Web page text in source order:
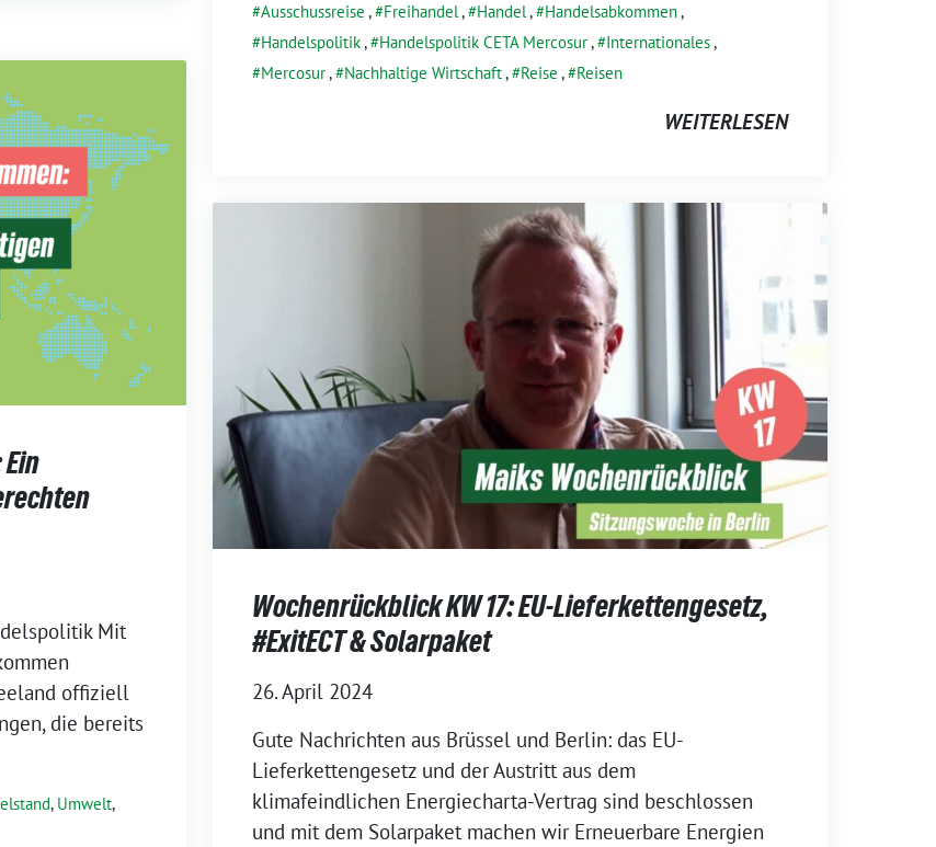
Ausschussreise , Freihandel, Handel, Handelsabkommen,
Handelspolitik, Handelspolitik CETA Mercosur, Internationales,
Mercosur, Nachhaltige Wirtschaft, Reise , Reisen
WEITERLESEN
Mit
offiziell
die bereits
, Umwelt,
Wochenrückblick KW 17: EU-Lieferkettengesetz,
#ExitECT & Solarpaket
26. April 2024
Gute Nachrichten aus Brüssel und Berlin: das EU-
Lieferkettengesetz und der Austritt aus dem
klimafeindlichen Energiecharta-Vertrag sind beschlossen
und mit dem Solarpaket machen wir Erneuerbare Energien